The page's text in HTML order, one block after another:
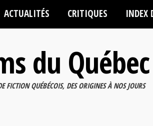
ACTUALITÉS CRITIQUES INDEX
du Québec
FICTION QUÉBÉCOIS, DES ORIGINES À NOS JOURS